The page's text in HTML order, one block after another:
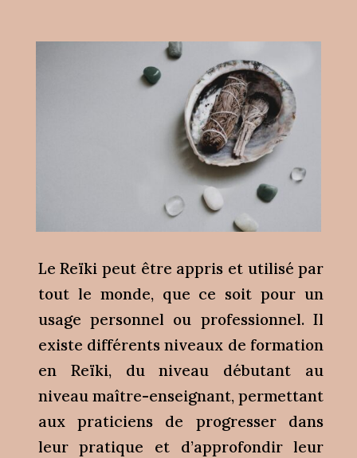
Le Reïki peut être appris et utilisé par
tout le monde, que ce soit pour un
usage personnel ou professionnel. Il
existe différents niveaux de formation
en Reïki, du niveau débutant au
niveau maître-enseignant, permettant
aux praticiens de progresser dans
leur pratique et d’approfondir leur